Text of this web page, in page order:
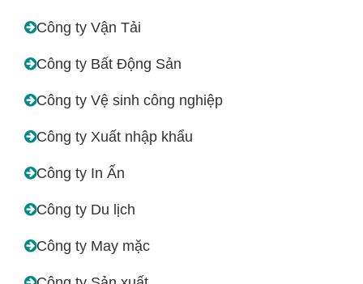
Công ty Vận Tải
Công ty Bất Động Sản
Công ty Vệ sinh công nghiệp
Công ty Xuất nhập khẩu
Công ty In Ấn
Công ty Du lịch
Công ty May mặc